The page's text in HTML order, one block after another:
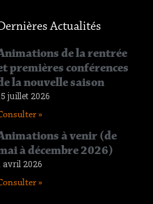
Connaissance
de l’Eure
n°219
12 juin 2026
Connaissance
de l’Eure
n°218
11 avril 2026
Actualités
de la rentrée
premières conférences
la nouvelle saison
juillet 2026
»
à venir (de
à décembre 2026)
avril 2026
»